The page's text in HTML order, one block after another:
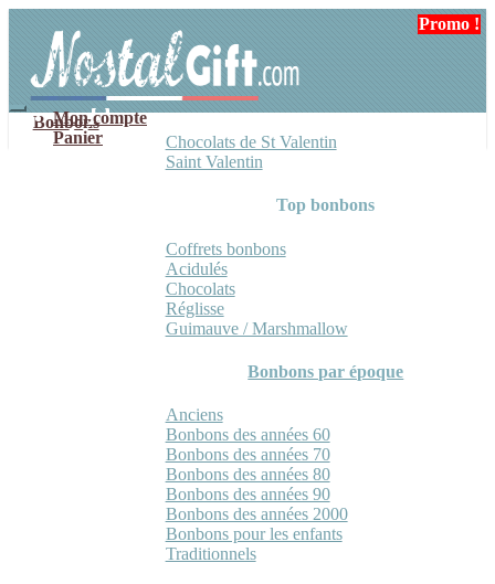
navigation
contenu
Mon compte
Panier
Bonbons
Chocolats de St Valentin
Saint Valentin
Top bonbons
Coffrets bonbons
Acidulés
Chocolats
Réglisse
Guimauve / Marshmallow
Bonbons par époque
Anciens
Bonbons des années 60
Bonbons des années 70
Bonbons des années 80
Bonbons des années 90
Bonbons des années 2000
Bonbons pour les enfants
Traditionnels
Promo !